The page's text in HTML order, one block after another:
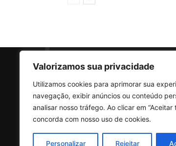
Valorizamos sua privacidade
Utilizamos cookies para aprimorar sua
navegação, exibir anúncios ou conteúdo
analisar nosso tráfego. Ao clicar em “Aceitar
concorda com nosso uso de cookies.
Personalizar Rejeitar